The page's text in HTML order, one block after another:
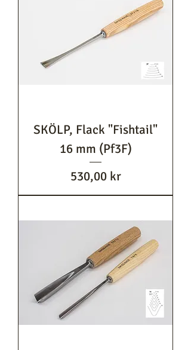
SKÖLP, Flack "Fishtail"
16 mm (Pf3F)
Pris
530,00 kr